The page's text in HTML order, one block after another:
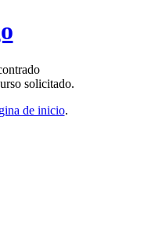
solicitado.
de inicio.